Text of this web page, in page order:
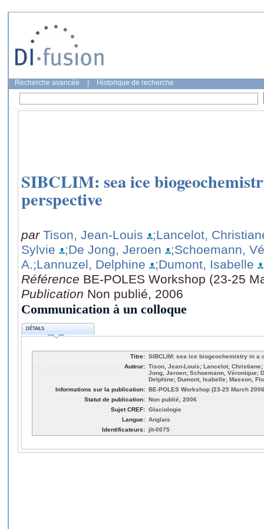
Recherche avancée Historique de recherche
SIBCLIM: sea ice
perspective
par Tison, Jean-Louis
;Lancelot,
Sylvie
;De Jong, Jeroen
;Schoemann,
A.;Lannuzel, Delphine ;Dumont, Isabelle
Référence BE-POLES Workshop (23-25
Publication Non publié, 2006
Communication à un colloque
DÉTAILS
Titre: SIBCLIM: sea ice biogeochemistry in a
Auteur: Tison, Jean-Louis; Lancelot,
Jong, Jeroen; Schoemann, Véronique;
Delphine; Dumont, Isabelle; Masson,
Informations sur la publication: BE-POLES Workshop (23-25 March
Statut de publication: Non publié, 2006
Sujet CREF: Glaciologie
Langue: Anglais
Identificateurs: jlt-0075